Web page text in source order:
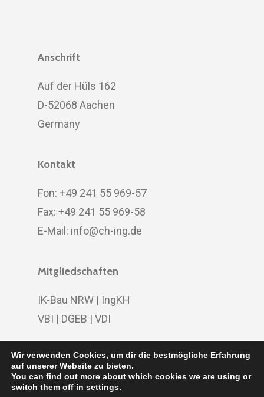
Anschrift
Auf der Hüls 162
D-52068 Aachen
Germany
Kontakt
Fon: +49 241 55 969-57
Fax: +49 241 55 969-58
E-Mail: info@ch-ing.de
Mitgliedschaften
IK-Bau NRW | IngKH
VBI | DGEB | VDI
© 2020 CH Ingenieure | designed byDOMENICEAU |
Wir verwenden Cookies, um dir die bestmögliche Erfahrung
auf unserer Website zu bieten.
You can find out more about which cookies we are using or
switch them off in settings.